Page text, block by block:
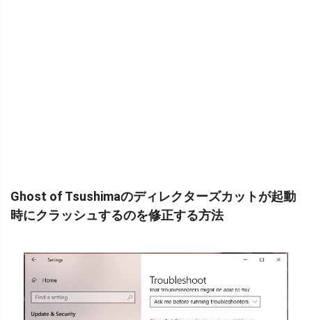
Ghost of Tsushimaのディレクターズカットが起動
時にクラッシュするのを修正する方法